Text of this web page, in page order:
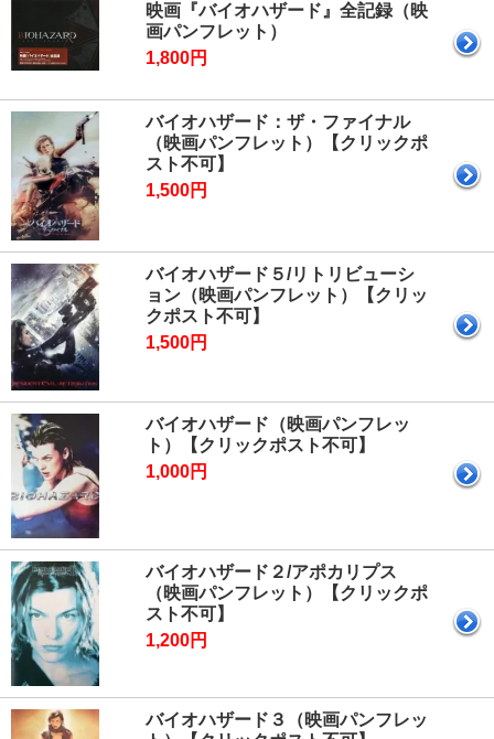
映画『バイオハザード』全記録（映
画パンフレット）
1,800円
バイオハザード：ザ・ファイナル
（映画パンフレット）【クリックポ
スト不可】
1,500円
バイオハザード５/リトリビューシ
ョン（映画パンフレット）【クリッ
クポスト不可】
1,500円
バイオハザード（映画パンフレッ
ト）【クリックポスト不可】
1,000円
バイオハザード２/アポカリプス
（映画パンフレット）【クリックポ
スト不可】
1,200円
バイオハザード３（映画パンフレッ